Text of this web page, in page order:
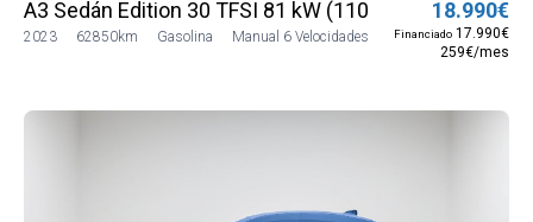
A3 Sedán Edition 30 TFSI 81 kW (110 CV)
2023 62850km Gasolina Manual 6 Velocidades
18.990€
Financiado 17.990€
259€/mes